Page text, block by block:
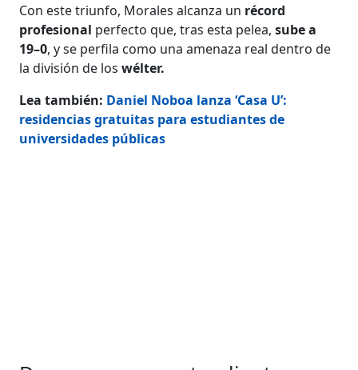
Con este triunfo, Morales alcanza un récord
profesional perfecto que, tras esta pelea,sube a
19–0, y se perfila como una amenaza real dentro de
la división de loswélter.
Lea también: Daniel Noboa lanza ‘Casa U’:
residencias gratuitas para estudiantes de
universidades públicas